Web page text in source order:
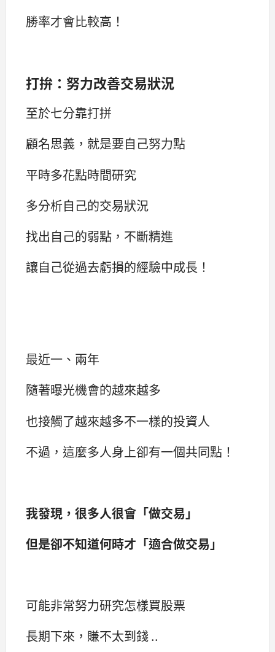
勝率才會比較高！
打拚：努力改善交易狀況
至於七分靠打拼
顧名思義，就是要自己努力點
平時多花點時間研究
多分析自己的交易狀況
找出自己的弱點，不斷精進
讓自己從過去虧損的經驗中成長！
最近一、兩年
隨著曝光機會的越來越多
也接觸了越來越多不一樣的投資人
不過，這麼多人身上卻有一個共同點！
我發現，很多人很會「做交易」
但是卻不知道何時才「適合做交易」
可能非常努力研究怎樣買股票
長期下來，賺不太到錢 ..